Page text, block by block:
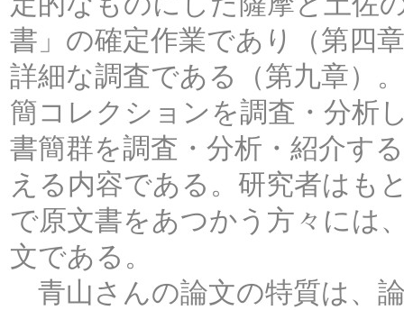
書」の確定作業であり（第四
詳細な調査である（第九章）
簡コレクションを調査・分析
書簡群を調査・分析・紹介す
える内容である。研究者はも
で原文書をあつかう方々には
文である。
青山さんの論文の特質は、